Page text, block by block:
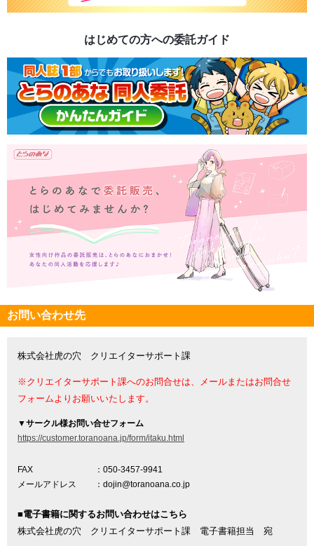
はじめての方への委託ガイド
お問い合わせ先
株式会社虎の穴 クリエイターサポート課
※クリエイターサポート課へのお問合せは、メールまたはお問合せ
フォームよりお願いいたします。
▼サークル様お問い合せフォーム
https://customer.toranoana.jp/form/itaku.html
FAX
：050-3457-9941
メールアドレス
：dojin@toranoana.co.jp
■電子書籍に関するお問い合わせはこちら
株式会社虎の穴 クリエイターサポート課 電子書籍担当 宛